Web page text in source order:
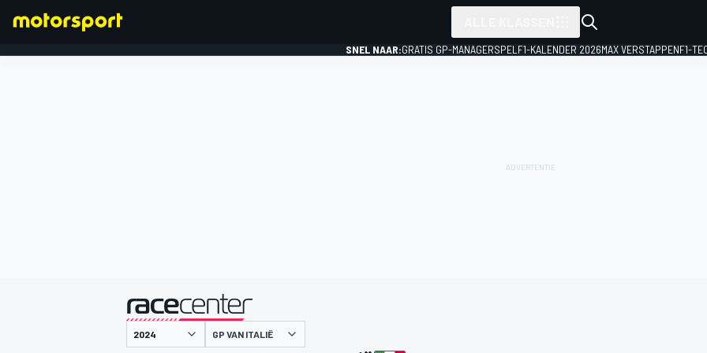
SNEL NAAR:GRATIS GP-MANAGERSPEL F1-KALENDER 2026MAX VERSTAPPENF1-
gepresenteerd door
GP VAN ITALIË